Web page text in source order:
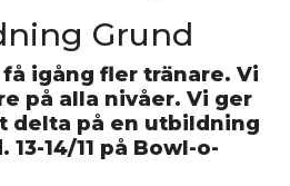
Grund
igång fler tränare. Vi
på alla nivåer. Vi ger
delta på en utbildning
14/11 på Bowl-o-